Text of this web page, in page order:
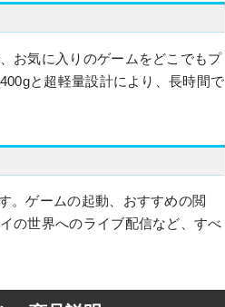
お気に入りのゲームをどこでもプ
と超軽量設計により、長時間で
。ゲームの起動、おすすめの閲
の世界へのライブ配信など、すべ